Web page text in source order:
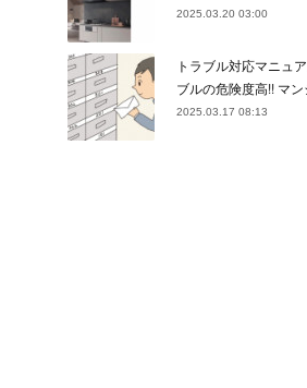
(22
(
(21)
24)
( 28
(31)
27)
(21)
( 8 2025.03.20 03:00
トラブル対応マニュ
ブルの危険度高!! マ
2025.03.17 08:13